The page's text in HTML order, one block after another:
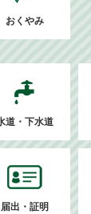
おくやみ
道・下水道
届出・証明